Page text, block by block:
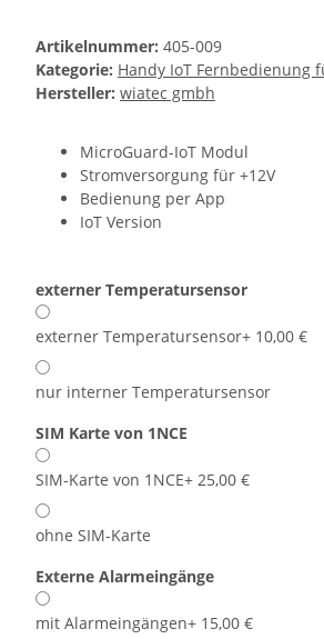
Artikelnummer: 405-009
Kategorie: Handy IoT Fernbedienung
Hersteller: wiatec gmbh
MicroGuard-IoT Modul
Stromversorgung für +12V
Bedienung per App
IoT Version
externer Temperatursensor
externer Temperatursensor+ 10,00 €
nur interner Temperatursensor
SIM Karte von 1NCE
SIM-Karte von 1NCE+ 25,00 €
ohne SIM-Karte
Externe Alarmeingänge
mit Alarmeingängen+ 15,00 €